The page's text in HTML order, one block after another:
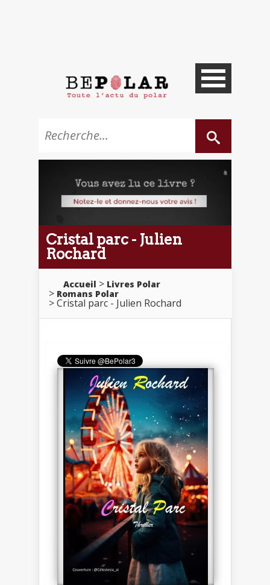
Cristal parc - Julien
Rochard
Accueil
Livres Polar
Romans Polar
Cristal parc - Julien Rochard